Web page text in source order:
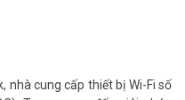
WiFi Camera
Quay/ Quét TP-
nhà cung cấp thiết bị Wi-Fi số